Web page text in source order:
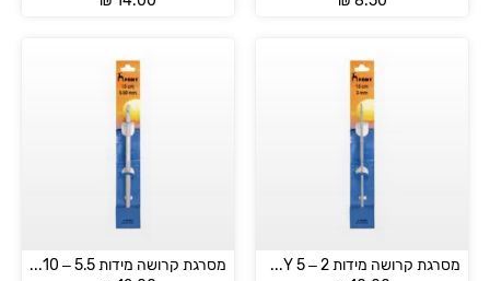
מסרגת קרושה מידות 2 – 5 PONY מסרגת קרושה מידות 5.5 – 10 מפלסטיק PONY